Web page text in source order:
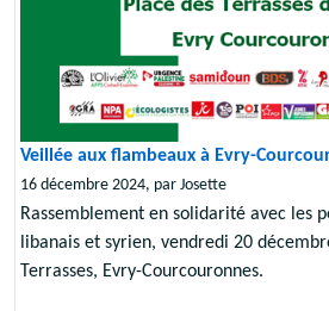
Veillée aux flambeaux à Evry-
16 décembre 2024, par Josette
Rassemblement en solidarité avec les
libanais et syrien, vendredi 20
Terrasses, Evry-Courcouronnes.